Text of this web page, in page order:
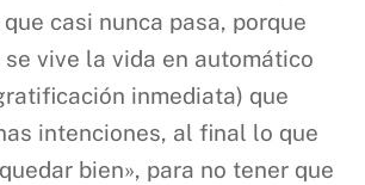
casi nunca pasa, porque
se vive la vida en automático
inmediata) que
intenciones, al final lo que
bien», para no tener que